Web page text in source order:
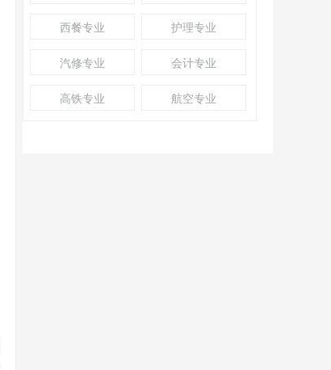
西餐专业 护理专业
汽修专业 会计专业
高铁专业 航空专业